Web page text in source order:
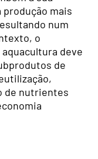
produção mais
num
o
deve
de
de nutrientes